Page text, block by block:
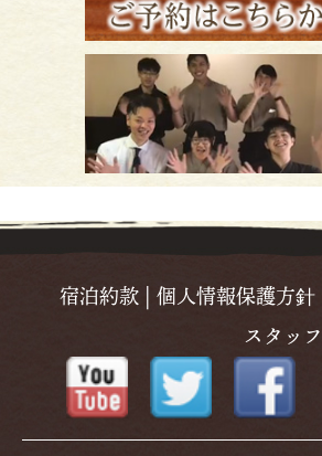
宿泊約款 | 個人情報保護方針
スタッ